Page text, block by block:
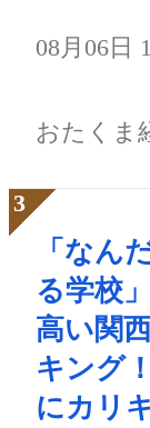
08月06日
おたくま
「なん
る学校
高い関
キング
にカリ